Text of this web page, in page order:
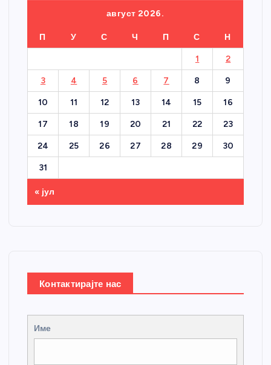
август 2026.
П У С Ч П С Н
1 2
3 4 5 6 7 8 9
10 11 12 13 14 15 16
17 18 19 20 21 22 23
24 25 26 27 28 29 30
31
« јул
Контактирајте нас
Име